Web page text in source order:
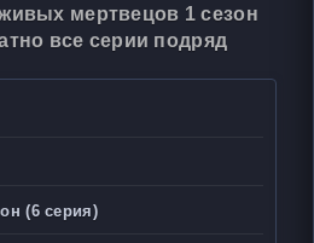
мертвецов 1 сезон
все серии подряд
(6 серия)